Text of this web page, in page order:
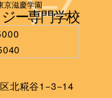
京滋慶学園
ー専門学校
北糀谷1−3−14